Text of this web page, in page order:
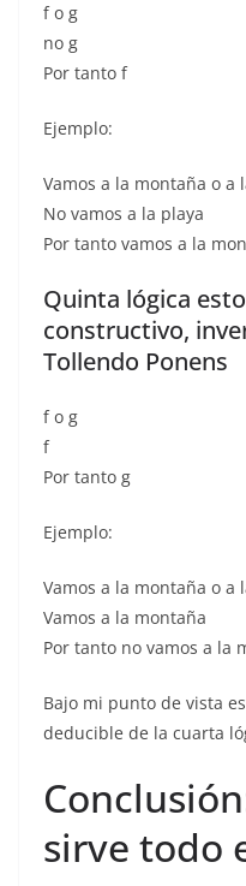
f o g
no g
Por tanto f
Ejemplo:
Vamos a la montaña o a
No vamos a la playa
Por tanto vamos a la
Quinta lógica
constructivo,
Tollendo Ponens
f o g
f
Por tanto g
Ejemplo:
Vamos a la montaña o a
Vamos a la montaña
Por tanto no vamos a la
Bajo mi punto de vista
deducible de la cuarta
sirve todo